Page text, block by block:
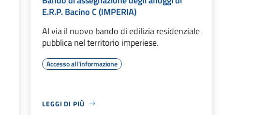
E.R.P. Bacino C (IMPERIA)
Al via il nuovo bando di edilizia residenziale
pubblica nel territorio imperiese.
Accesso all'informazione
LEGGI DI PIÙ